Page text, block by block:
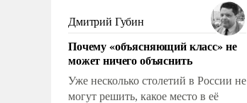
Дмитрий Губин
Почему «объясняющий класс» не
может ничего объяснить
Уже несколько столетий в России не
могут решить, какое место в её